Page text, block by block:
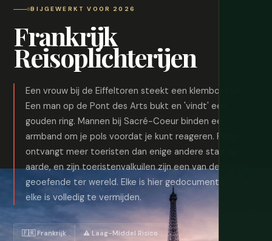
BIJGEWERKT VOOR 2026
Frankrijk
Reisoplichterijen
Een vrouw bij de Eiffeltoren steekt een klembord uit.
Een man op de Pont des Arts bukt en 'vindt' een
gouden ring. Mannen bij Sacré-Coeur binden een
armband om je pols voordat je kunt reageren. Parijs
ontvangt meer toeristen dan enige andere stad op
aarde, en zijn toeristenvalkuilen zijn een van de meest
geoefende ter wereld. Elke is hier gedocumenteerd, en
elke is volledig te vermijden.
🇫🇷 Frankrijk ⚠️ Laag-Middel Risico